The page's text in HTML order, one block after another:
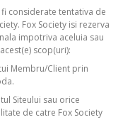
considerate tentativa de
Fox Society isi rezerva
impotriva aceluia sau
scop(uri):
Membru/Client prin
Siteului sau orice
de catre Fox Society